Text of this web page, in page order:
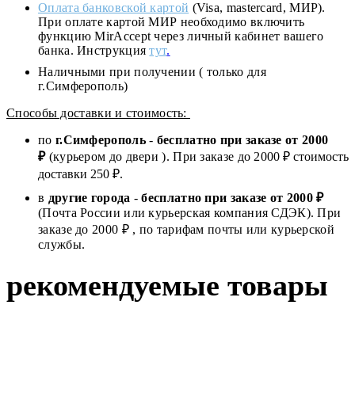
Оплата банковской картой (Visa, mastercard, МИР).
При оплате картой МИР необходимо включить
функцию MirAccept через личный кабинет вашего
банка. Инструкциятут.
Наличными при получении ( только для
г.Симферополь)
Способы доставки и стоимость:
по г.Симферополь- бесплатно при заказе от 2000
₽(курьером до двери ). При заказе до 2000 ₽ стоимость
доставки 250 ₽.
в другие города -бесплатно при заказе от 2000 ₽
(Почта России или курьерская компания СДЭК). При
заказе до 2000 ₽ , по тарифам почты или курьерской
службы.
рекомендуемые товары